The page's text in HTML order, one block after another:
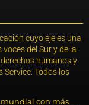
cuyo eje es una
del Sur y de la
humanos y
Todos los
con más